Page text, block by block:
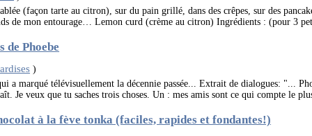
(façon tarte au citron), sur du pain grillé, dans des crêpes, sur des
de mon entourage… Lemon curd (crème au citron) Ingrédients : (pour 3
de Phoebe
)
a marqué télévisuellement la décennie passée... Extrait de dialogues: "...
Je veux que tu saches trois choses. Un : mes amis sont ce qui compte le
à la fève tonka (faciles, rapides et fondantes!)